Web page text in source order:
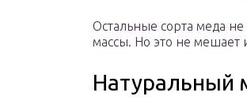
Остальные сорта меда
массы. Но это не мешает
Натуральный